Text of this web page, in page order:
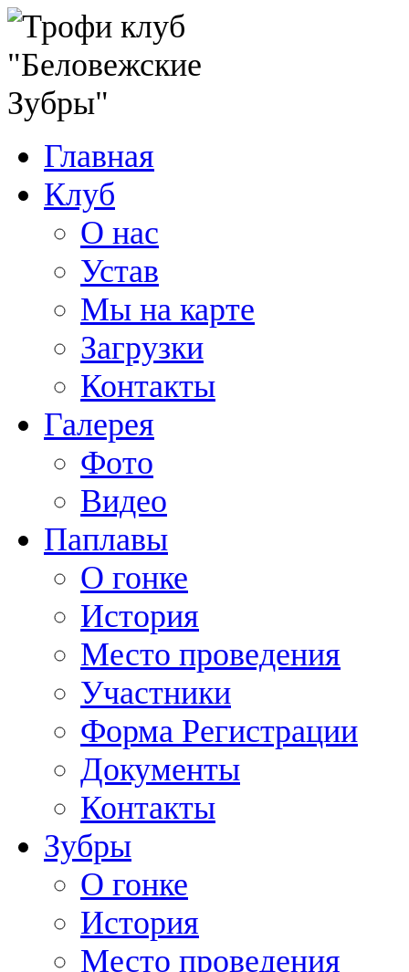
Главная
Клуб
О нас
Устав
Мы на карте
Загрузки
Контакты
Галерея
Фото
Видео
Паплавы
О гонке
История
Место проведения
Участники
Форма Регистрации
Документы
Контакты
Зубры
О гонке
История
Место проведения